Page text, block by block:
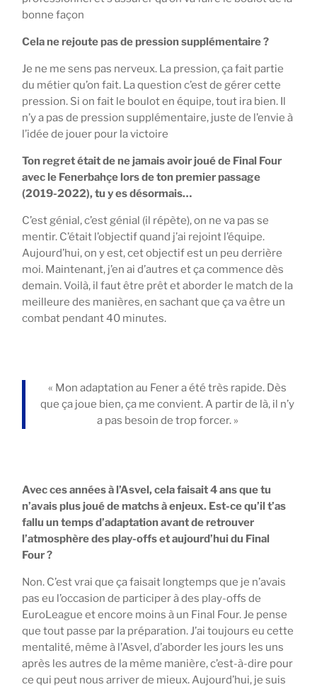
bonne façon
Cela ne rejoute pas de pression supplémentaire ?
Je ne me sens pas nerveux. La pression, ça fait partie
du métier qu’on fait. La question c’est de gérer cette
pression. Si on fait le boulot en équipe, tout ira bien. Il
n’y a pas de pression supplémentaire, juste de l’envie à
l’idée de jouer pour la victoire
Ton regret était de ne jamais avoir joué de Final Four
avec le Fenerbahçe lors de ton premier passage
(2019-2022), tu y es désormais…
C’est génial, c’est génial (il répète), on ne va pas se
mentir. C’était l’objectif quand j’ai rejoint l’équipe.
Aujourd’hui, on y est, cet objectif est un peu derrière
moi. Maintenant, j’en ai d’autres et ça commence dès
demain. Voilà, il faut être prêt et aborder le match de la
meilleure des manières, en sachant que ça va être un
combat pendant 40 minutes.
« Mon adaptation au Fener a été très rapide. Dès
que ça joue bien, ça me convient. A partir de là, il n’y
a pas besoin de trop forcer. »
Avec ces années à l’Asvel, cela faisait 4 ans que tu
n’avais plus joué de matchs à enjeux. Est-ce qu’il t’as
fallu un temps d’adaptation avant de retrouver
l’atmosphère des play-offs et aujourd’hui du Final
Four ?
Non. C’est vrai que ça faisait longtemps que je n’avais
pas eu l’occasion de participer à des play-offs de
EuroLeague et encore moins à un Final Four. Je pense
que tout passe par la préparation. J’ai toujours eu cette
mentalité, même à l’Asvel, d’aborder les jours les uns
après les autres de la même manière, c’est-à-dire pour
ce qui peut nous arriver de mieux. Aujourd’hui, je suis